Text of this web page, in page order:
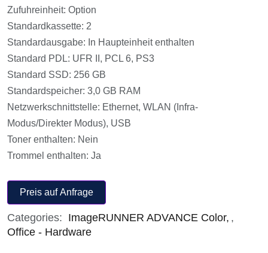
Zufuhreinheit: Option
Standardkassette: 2
Standardausgabe: In Haupteinheit enthalten
Standard PDL: UFR II, PCL 6, PS3
Standard SSD: 256 GB
Standardspeicher: 3,0 GB RAM
Netzwerkschnittstelle: Ethernet, WLAN (Infra-
Modus/Direkter Modus), USB
Toner enthalten: Nein
Trommel enthalten: Ja
Preis auf Anfrage
Categories: ImageRUNNER ADVANCE Color ,
Office - Hardware